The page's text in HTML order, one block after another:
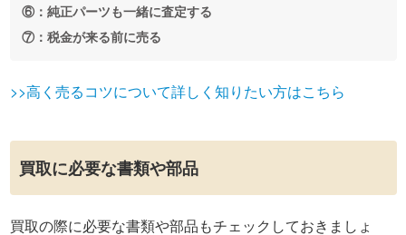
⑥：純正パーツも一緒に査定する
⑦：税金が来る前に売る
>>高く売るコツについて詳しく知りたい方はこちら
買取に必要な書類や部品
買取の際に必要な書類や部品もチェックしておきましょ